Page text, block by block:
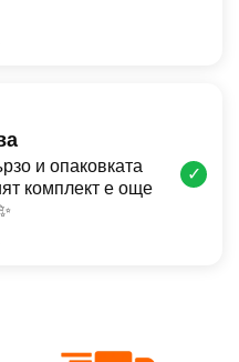
и опаковката
комплект е още
✓